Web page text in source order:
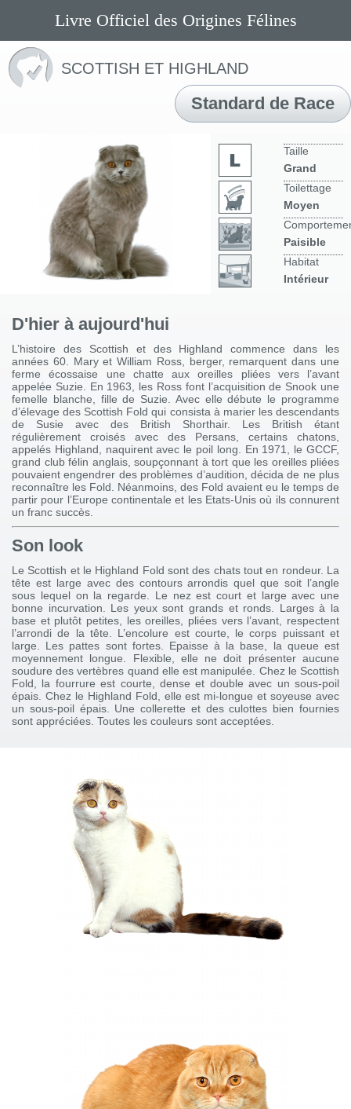
Livre Officiel des Origines Félines
SCOTTISH ET HIGHLAND
Standard de Race
Taille
Grand
Toilettage
Moyen
Paisible
Habitat
Intérieur
D'hier à aujourd'hui
L’histoire des Scottish et des Highland commence dans les
années 60. Mary et William Ross, berger, remarquent dans une
ferme écossaise une chatte aux oreilles pliées vers l’avant
appelée Suzie. En 1963, les Ross font l’acquisition de Snook une
femelle blanche, fille de Suzie. Avec elle débute le programme
d’élevage des Scottish Fold qui consista à marier les descendants
de Susie avec des British Shorthair. Les British étant
régulièrement croisés avec des Persans, certains chatons,
appelés Highland, naquirent avec le poil long. En 1971, le GCCF,
grand club félin anglais, soupçonnant à tort que les oreilles pliées
pouvaient engendrer des problèmes d’audition, décida de ne plus
reconnaître les Fold. Néanmoins, des Fold avaient eu le temps de
partir pour l’Europe continentale et les Etats-Unis où ils connurent
un franc succès.
Son look
Le Scottish et le Highland Fold sont des chats tout en rondeur. La
tête est large avec des contours arrondis quel que soit l’angle
sous lequel on la regarde. Le nez est court et large avec une
bonne incurvation. Les yeux sont grands et ronds. Larges à la
base et plutôt petites, les oreilles, pliées vers l’avant, respectent
l’arrondi de la tête. L’encolure est courte, le corps puissant et
large. Les pattes sont fortes. Epaisse à la base, la queue est
moyennement longue. Flexible, elle ne doit présenter aucune
soudure des vertèbres quand elle est manipulée. Chez le Scottish
Fold, la fourrure est courte, dense et double avec un sous-poil
épais. Chez le Highland Fold, elle est mi-longue et soyeuse avec
un sous-poil épais. Une collerette et des culottes bien fournies
sont appréciées. Toutes les couleurs sont acceptées.